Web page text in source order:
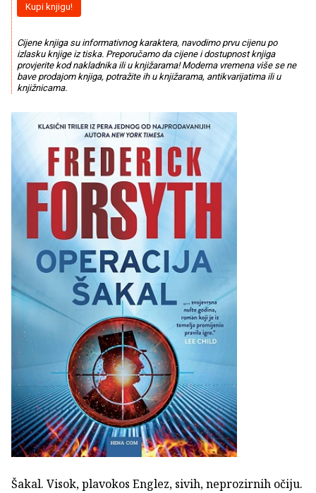
Kupi knjigu!
Cijene knjiga su informativnog karaktera, navodimo prvu cijenu po
izlasku knjige iz tiska. Preporučamo da cijene i dostupnost knjiga
provjerite kod nakladnika ili u knjižarama! Moderna vremena više se ne
bave prodajom knjiga, potražite ih u knjižarama, antikvarijatima ili u
knjižnicama.
Šakal. Visok, plavokos Englez, sivih, neprozirnih očiju.